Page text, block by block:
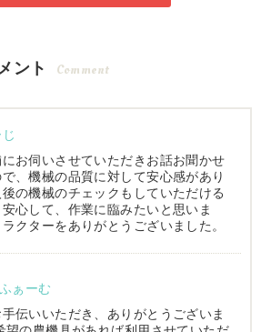
ント Comment
お伺いさせていただきお話お聞かせ
、機械の品質に対して安心感があり
の機械のチェックもしていただける
心して、作業に臨みたいと思いま
クターをありがとうございました。
ぁーむ
伝いいただき、ありがとうございま